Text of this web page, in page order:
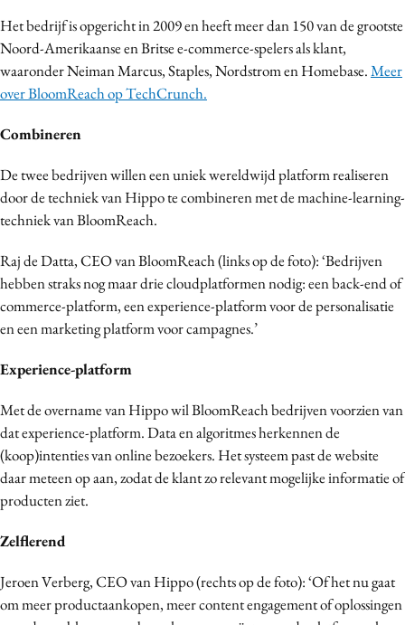
Het bedrijf is opgericht in 2009 en heeft meer dan 150 van de grootste
Noord-Amerikaanse en Britse e-commerce-spelers als klant,
waaronder Neiman Marcus, Staples, Nordstrom en Homebase.Meer
over BloomReach op TechCrunch.
Combineren
De twee bedrijven willen een uniek wereldwijd platform realiseren
door de techniek van Hippo te combineren met de machine-learning-
techniek van BloomReach.
Raj de Datta, CEO van BloomReach (links op de foto): ‘Bedrijven
hebben straks nog maar drie cloudplatformen nodig: een back-end of
commerce-platform, een experience-platform voor de personalisatie
en een marketing platform voor campagnes.’
Experience-platform
Met de overname van Hippo wil BloomReach bedrijven voorzien van
dat experience-platform. Data en algoritmes herkennen de
(koop)intenties van online bezoekers. Het systeem past de website
daar meteen op aan, zodat de klant zo relevant mogelijke informatie of
producten ziet.
Zelflerend
Jeroen Verberg, CEO van Hippo (rechts op de foto): ‘Of het nu gaat
om meer productaankopen, meer content engagement of oplossingen